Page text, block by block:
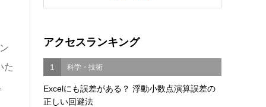
た
アクセスランキング
1 科学・技術
Excelにも誤差がある？ 浮動小数点演算誤差の
正しい回避法